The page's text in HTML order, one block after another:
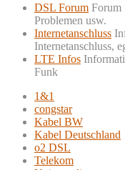
DSL Forum Forum
Problemen usw.
Internetanschluss
Internetanschluss,
LTE Infos
Funk
1&1
congstar
Kabel BW
Kabel Deutschland
o2 DSL
Telekom